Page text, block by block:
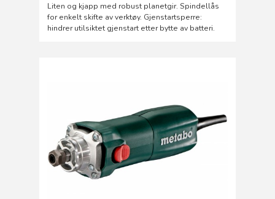
Liten og kjapp med robust planetgir. Spindellås
for enkelt skifte av verktøy. Gjenstartsperre:
hindrer utilsiktet gjenstart etter bytte av batteri.